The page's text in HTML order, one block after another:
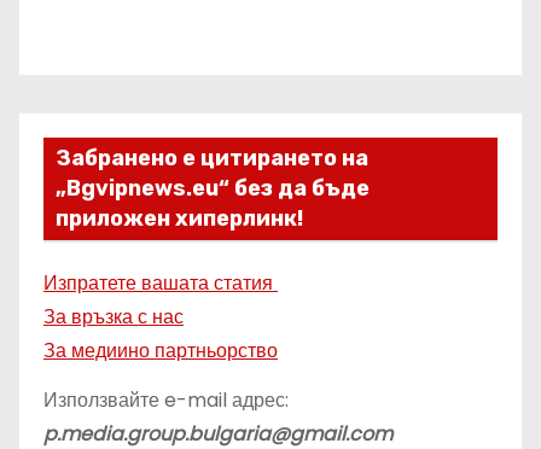
Забранено е цитирането на
„Bgvipnews.eu“ без да бъде
приложен хиперлинк!
Изпратете вашата статия
За връзка с нас
За медиино партньорство
Използвайте e-mail адрес:
p.media.group.bulgaria@gmail.com